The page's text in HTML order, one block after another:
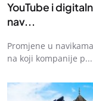
YouTube i
nav...
Promjene u
na koji kompanije p...